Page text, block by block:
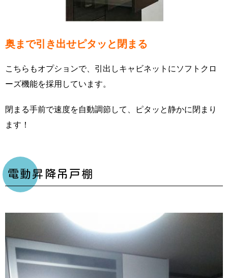
奥まで引き出せピタッと閉まる
こちらもオプションで、引出しキャビネットにソフトクロ
ーズ機能を採用しています。
閉まる手前で速度を自動調節して、ピタッと静かに閉まり
ます！
電動昇降吊戸棚